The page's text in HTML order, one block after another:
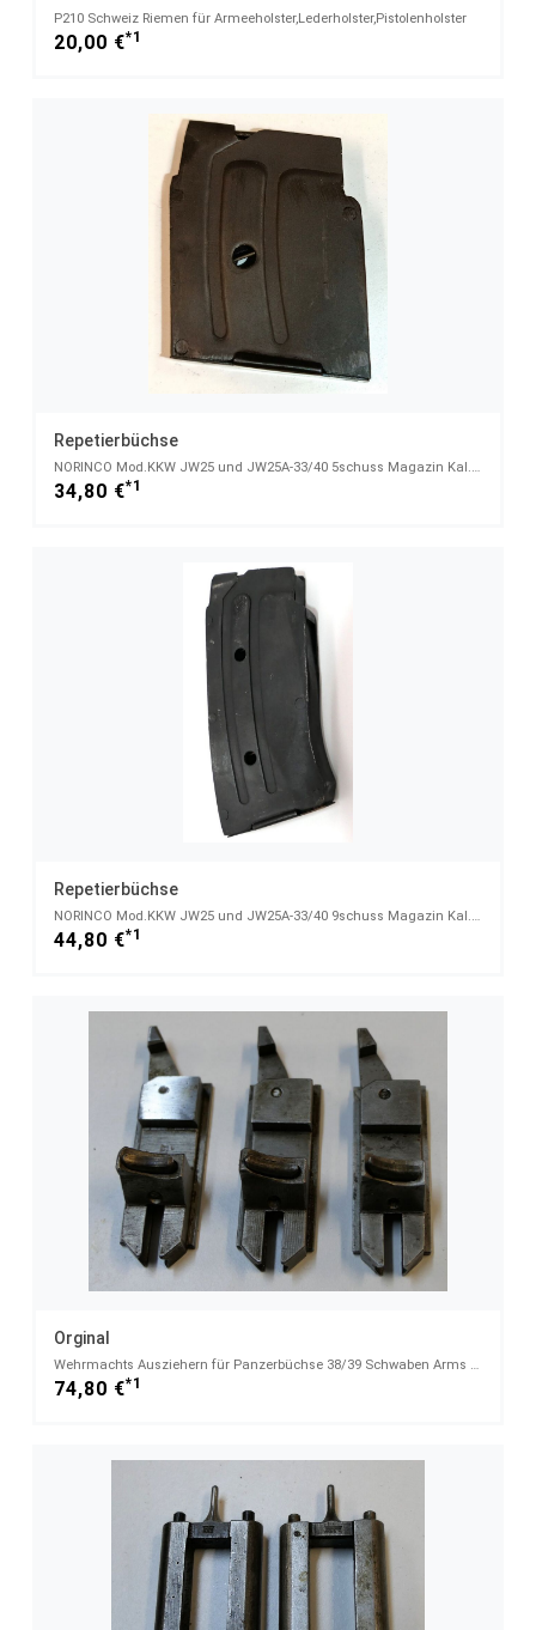
P210 Schweiz Riemen für Armeeholster,Lederholster,Pistolenholster
20,00 €*1
Repetierbüchse
NORINCO Mod.KKW JW25 und JW25A-33/40 5schuss Magazin Kal.22L.r.
34,80 €*1
Repetierbüchse
NORINCO Mod.KKW JW25 und JW25A-33/40 9schuss Magazin Kal.22L.r.
44,80 €*1
Orginal
Wehrmachts Ausziehern für Panzerbüchse 38/39 Schwaben Arms GmbH - OnlineShop
74,80 €*1